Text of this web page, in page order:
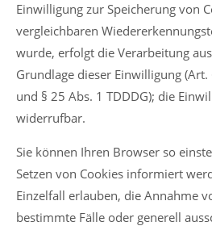
Einwilligung zur Speicherung von
vergleichbaren
wurde, erfolgt die Verarbeitung
Grundlage dieser Einwilligung (Art.
und § 25 Abs. 1 TDDDG); die
widerrufbar.
Sie können Ihren Browser so
Setzen von Cookies informiert
Einzelfall erlauben, die Annahme
bestimmte Fälle oder generell